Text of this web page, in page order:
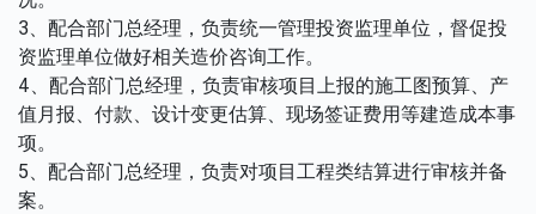
3、配合部门总经理，负责统一管理投资监理单位，督促投
资监理单位做好相关造价咨询工作。
4、配合部门总经理，负责审核项目上报的施工图预算、产
值月报、付款、设计变更估算、现场签证费用等建造成本事
项。
5、配合部门总经理，负责对项目工程类结算进行审核并备
案。